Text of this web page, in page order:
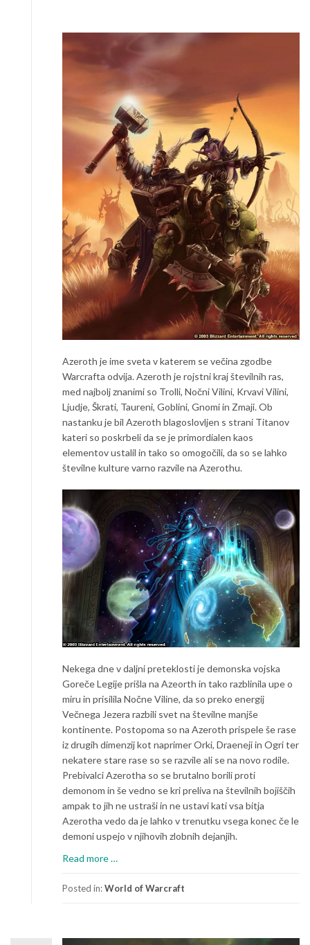
Azeroth je ime sveta v katerem se večina zgodbe
Warcrafta odvija. Azeroth je rojstni kraj številnih ras,
med najbolj znanimi so Trolli, Nočni Vilini, Krvavi Vilini,
Ljudje, Škrati, Taureni, Goblini, Gnomi in Zmaji. Ob
nastanku je bil Azeroth blagoslovljen s strani Titanov
kateri so poskrbeli da se je primordialen kaos
elementov ustalil in tako so omogočili, da so se lahko
številne kulture varno razvile na Azerothu.
Nekega dne v daljni preteklosti je demonska vojska
Goreče Legije prišla na Azeorth in tako razblinila upe o
miru in prisilila Nočne Viline, da so preko energij
Večnega Jezera razbili svet na številne manjše
kontinente. Postopoma so na Azeroth prispele še rase
iz drugih dimenzij kot naprimer Orki, Draeneji in Ogri ter
nekatere stare rase so se razvile ali se na novo rodile.
Prebivalci Azerotha so se brutalno borili proti
demonom in še vedno se kri preliva na številnih bojiščih
ampak to jih ne ustraši in ne ustavi kati vsa bitja
Azerotha vedo da je lahko v trenutku vsega konec če le
demoni uspejo v njihovih zlobnih dejanjih.
Read morea
o
…
Posted in:World of Warcraft